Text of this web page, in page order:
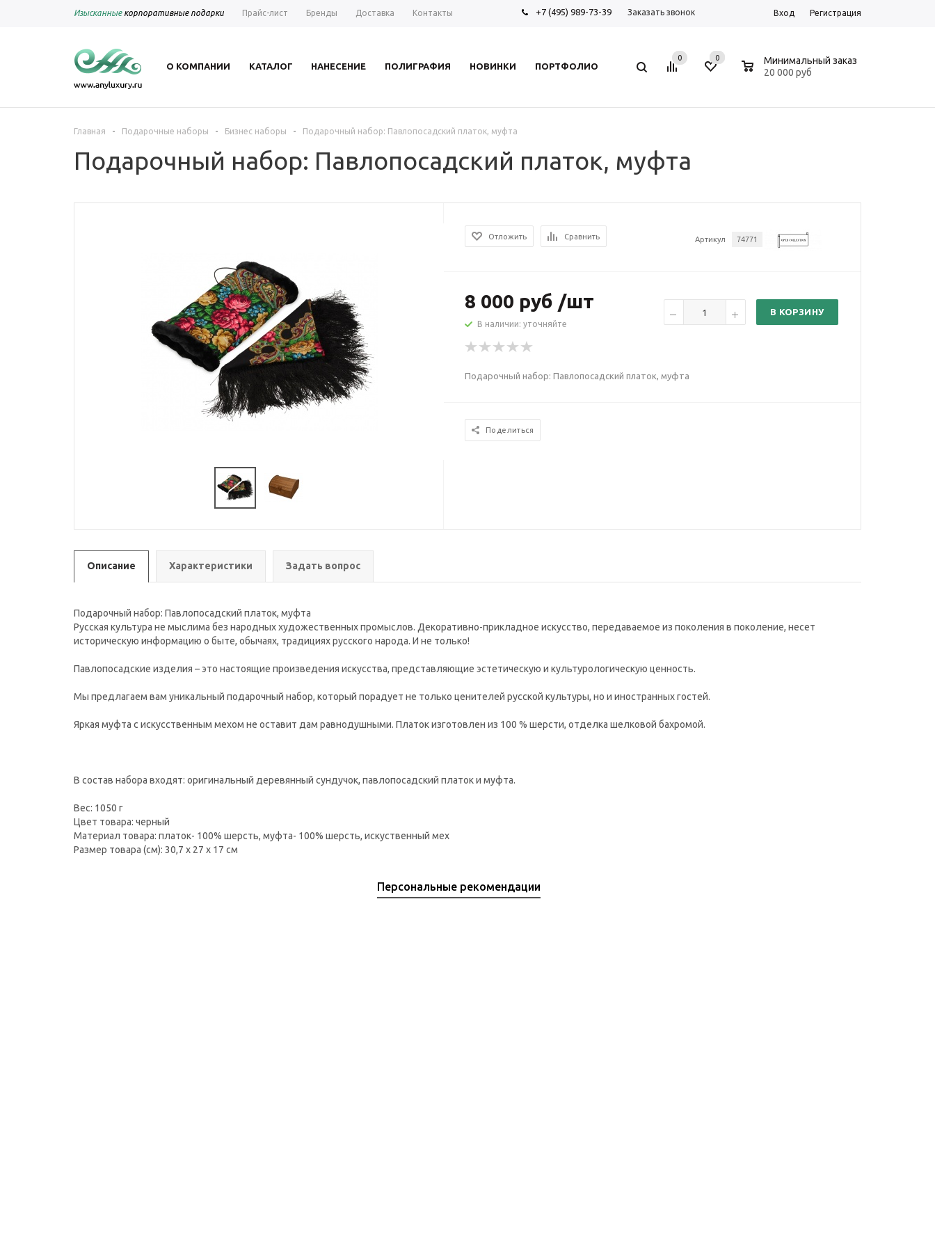
Изысканныекорпоративные подарки Прайс-лист Бренды Доставка Контакты +7 (495) 989-73-39 Заказать звонок Вход Регистрация
О КОМПАНИИ КАТАЛОГ НАНЕСЕНИЕ ПОЛИГРАФИЯ НОВИНКИ ПОРТФОЛИО
0 0
Минимальный заказ
20 000 руб
Главная - Подарочные наборы - Бизнес наборы - Подарочный набор: Павлопосадский платок, муфта
Подарочный набор: Павлопосадский платок, муфта
Артикул 74771
Отложить Сравнить
8 000 руб /шт
В наличии: уточняйте
В КОРЗИНУ
Подарочный набор: Павлопосадский платок, муфта
Поделиться
Описание Характеристики Задать вопрос
Подарочный набор: Павлопосадский платок, муфта
Русская культура не мыслима без народных художественных промыслов. Декоративно-прикладное искусство, передаваемое из поколения в поколение, несет
историческую информацию о быте, обычаях, традициях русского народа. И не только!
Павлопосадские изделия – это настоящие произведения искусства, представляющие эстетическую и культурологическую ценность.
Мы предлагаем вам уникальный подарочный набор, который порадует не только ценителей русской культуры, но и иностранных гостей.
Яркая муфта с искусственным мехом не оставит дам равнодушными. Платок изготовлен из 100 % шерсти, отделка шелковой бахромой.
В состав набора входят: оригинальный деревянный сундучок, павлопосадский платок и муфта.
Вес: 1050 г
Цвет товара: черный
Материал товара: платок- 100% шерсть, муфта- 100% шерсть, искуственный мех
Размер товара (см): 30,7 х 27 х 17 см
Персональные рекомендации